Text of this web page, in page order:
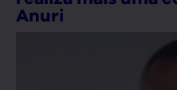
Anuri